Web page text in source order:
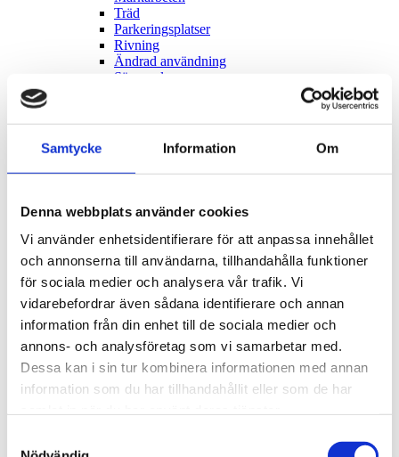
Samtycke Information Om
Denna webbplats använder cookies
Vi använder enhetsidentifierare för att anpassa innehållet
och annonserna till användarna, tillhandahålla funktioner
för sociala medier och analysera vår trafik. Vi
vidarebefordrar även sådana identifierare och annan
information från din enhet till de sociala medier och
annons- och analysföretag som vi samarbetar med.
Dessa kan i sin tur kombinera informationen med annan
information som du har tillhandahållit eller som de har
Träd
Parkeringsplatser
Rivning
Ändrad användning
Säsongslov
Förhandsbesked
Installation eller ändring av hiss
Installation eller ändring av ventilation
Uteservering
ändring av en anläggning
Ändring av bärande konstruktion
Strandskydd
Olovligt byggande och tillsyn
Ovårdade tomter och byggnader
Skapa kontrollplan
Vad är en kontrollplan?
Frivilligt bygglov
Bygglovsprocessen
Flytta till Öland!
Förenklad delgivning
Hållbar kommun
Hälsoskydd
Allmänna råd vid algblomning